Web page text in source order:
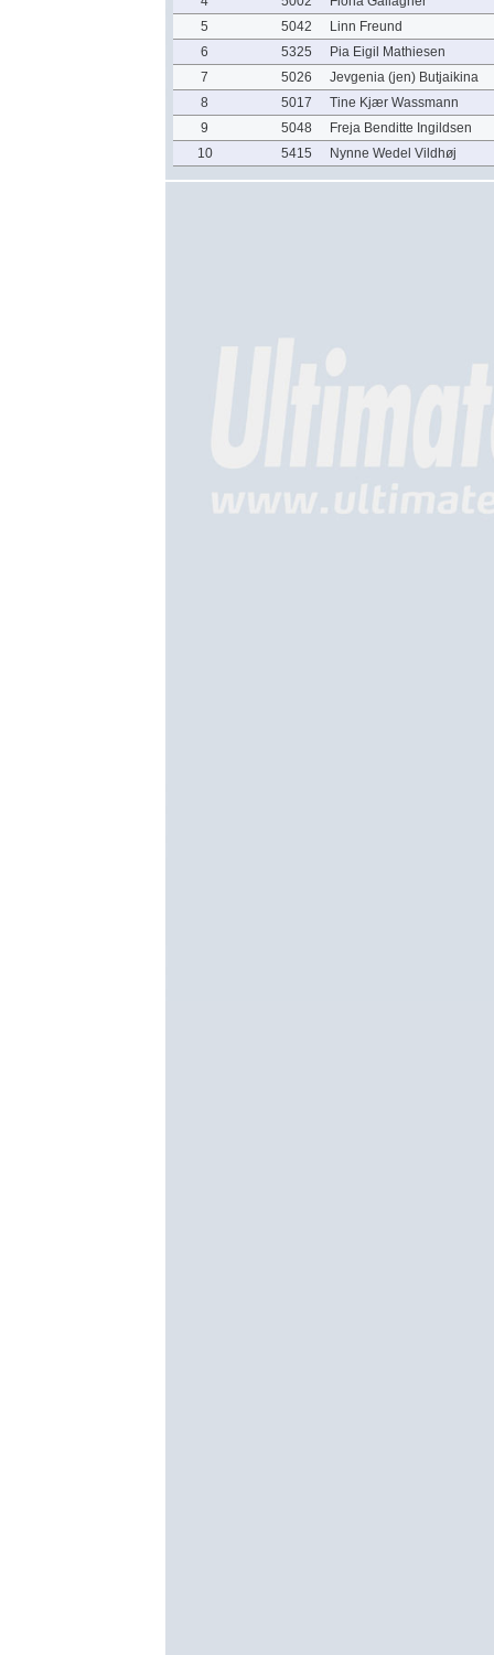
5
5042
Linn Freund
6
5325
Pia Eigil Mathiesen
7
5026
Jevgenia (jen) Butjaikina
8
5017
Tine Kjær Wassmann
9
5048
Freja Benditte Ingildsen
10
5415 Nynne Wedel Vildhøj